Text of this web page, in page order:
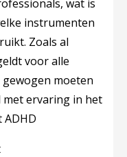
wat is
instrumenten
Zoals al
voor alle
moeten
ervaring in het